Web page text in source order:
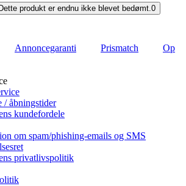
Dette produkt er endnu ikke blevet bedømt.0
Annoncegaranti Prismatch
Op
/ åbningstider
kundefordele
om spam/phishing-emails og SMS
privatlivspolitik